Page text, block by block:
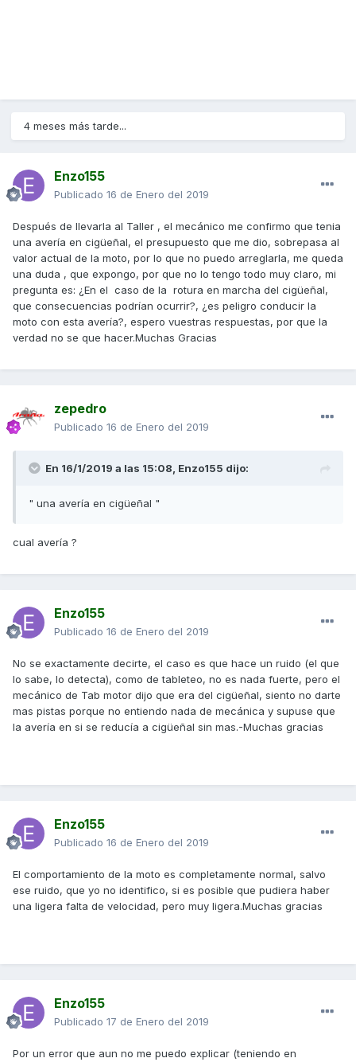
4 meses más tarde...
Enzo155
Publicado 16 de Enero del 2019
Después de llevarla al Taller , el mecánico me confirmo que tenia
una avería en cigüeñal, el presupuesto que me dio, sobrepasa al
valor actual de la moto, por lo que no puedo arreglarla, me queda
una duda , que expongo, por que no lo tengo todo muy claro, mi
pregunta es: ¿En el caso de la rotura en marcha del cigüeñal,
que consecuencias podrían ocurrir?, ¿es peligro conducir la
moto con esta avería?, espero vuestras respuestas, por que la
verdad no se que hacer.Muchas Gracias
zepedro
Publicado 16 de Enero del 2019
En 16/1/2019 a las 15:08, Enzo155 dijo:
" una avería en cigüeñal "
cual avería ?
Enzo155
Publicado 16 de Enero del 2019
No se exactamente decirte, el caso es que hace un ruido (el que
lo sabe, lo detecta), como de tableteo, no es nada fuerte, pero el
mecánico de Tab motor dijo que era del cigüeñal, siento no darte
mas pistas porque no entiendo nada de mecánica y supuse que
la avería en si se reducía a cigüeñal sin mas.-Muchas gracias
Enzo155
Publicado 16 de Enero del 2019
El comportamiento de la moto es completamente normal, salvo
ese ruido, que yo no identifico, si es posible que pudiera haber
una ligera falta de velocidad, pero muy ligera.Muchas gracias
Enzo155
Publicado 17 de Enero del 2019
Por un error que aun no me puedo explicar (teniendo en